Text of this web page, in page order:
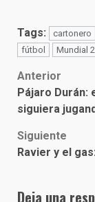
Tags: cartonero
fútbol
Mundial
Post
Anterior
Pájaro Durán:
siguiera
Siguiente
Ravier y el
Deja una